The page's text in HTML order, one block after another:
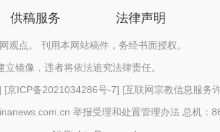
供稿服务 法律声明
观点。 刊用本网站稿件，务经书面授权。
镜像，违者将依法追究法律责任。
[京ICP备2021034286号-7] [互联网宗教信息服务
举报受理和处置管理办法 总机：